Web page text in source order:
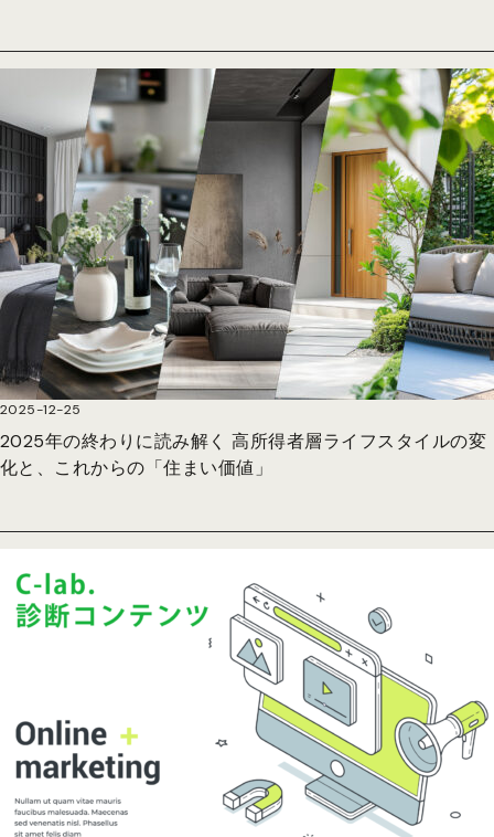
2025-12-25
2025年の終わりに読み解く 高所得者層ライフスタイルの変
化と、これからの「住まい価値」